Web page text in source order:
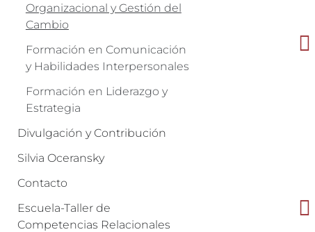
Organizacional y Gestión del
Cambio
Formación en Comunicación
y Habilidades Interpersonales
Formación en Liderazgo y
Estrategia
Divulgación y Contribución
Silvia Oceransky
Contacto
Escuela-Taller de
Competencias Relacionales